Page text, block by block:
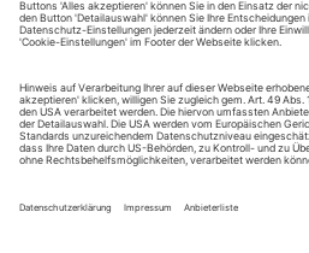
Keiner ist vor dem Verrecken
in Köln als auch bei Karin Henkels
Am Schauspiel Köln hat es die
der TV-Unterhaltung
Nachmittagstalk, Thema: «Ich